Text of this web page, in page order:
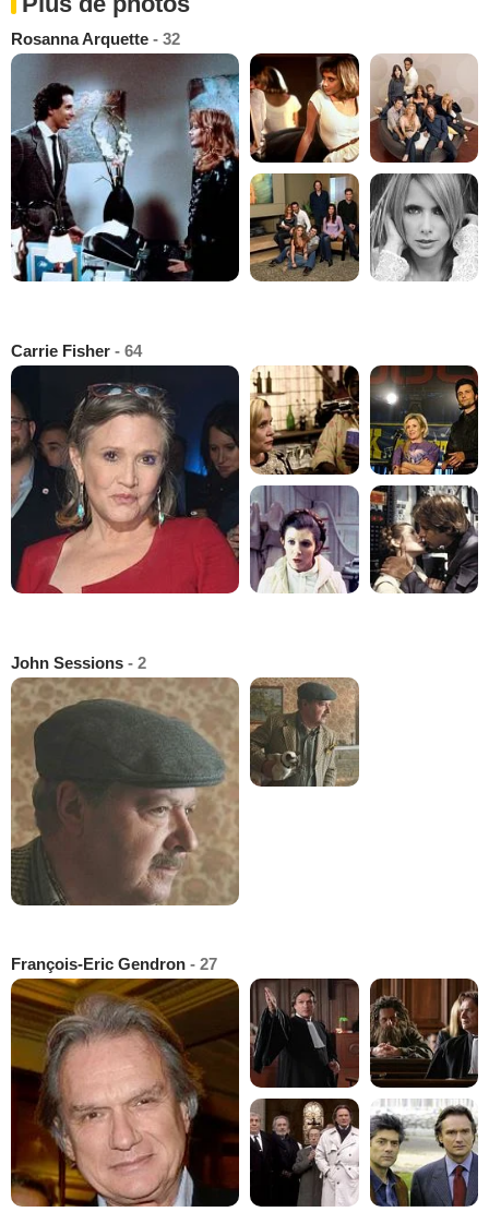
Rosanna Arquette - 32
Carrie Fisher - 64
John Sessions - 2
François-Eric Gendron - 27